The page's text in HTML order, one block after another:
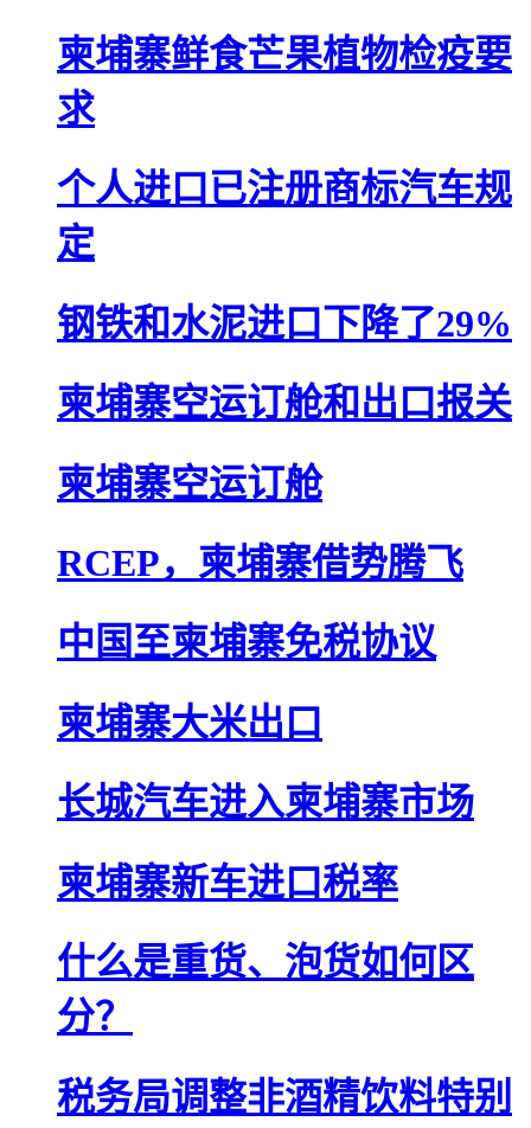
柬埔寨鲜食芒果植物检疫要
求
个人进口已注册商标汽车规
定
钢铁和水泥进口下降了29%
柬埔寨空运订舱和出口报关
柬埔寨空运订舱
RCEP，柬埔寨借势腾飞
中国至柬埔寨免税协议
柬埔寨大米出口
长城汽车进入柬埔寨市场
柬埔寨新车进口税率
什么是重货、泡货如何区
分？
税务局调整非酒精饮料特别